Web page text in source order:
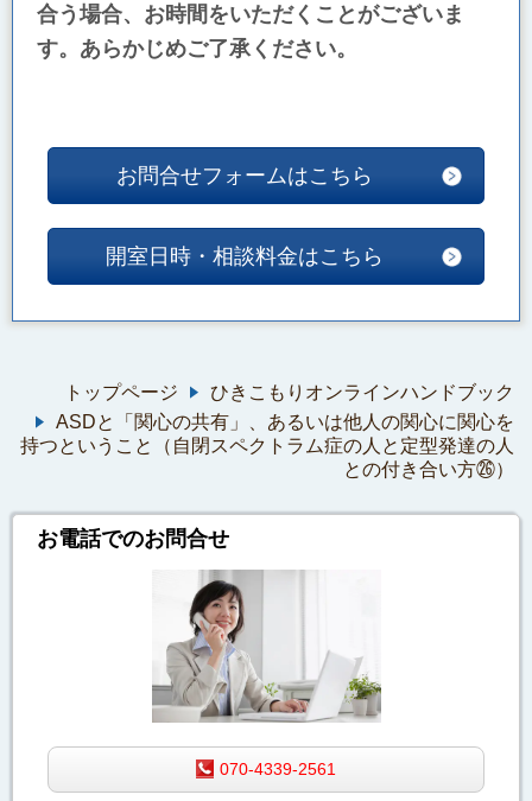
合う場合、お時間をいただくことがございま
す。あらかじめご了承ください。
お問合せフォームはこちら
開室日時・相談料金はこちら
トップページ
ひきこもりオンラインハンドブック
ASDと「関心の共有」、あるいは他人の関心に関心を
持つということ（自閉スペクトラム症の人と定型発達の人
との付き合い方㉖）
お電話でのお問合せ
070-4339-2561